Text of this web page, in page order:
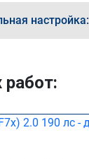
настройка: